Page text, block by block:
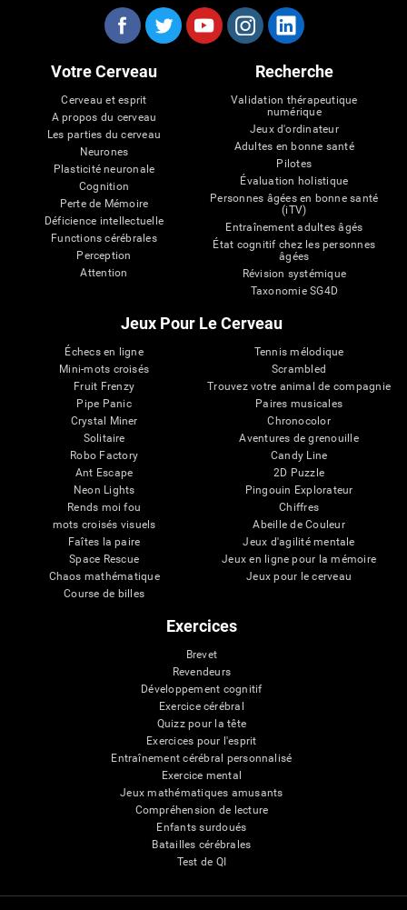
Votre Cerveau
Cerveau et esprit
A propos du cerveau
Les parties du cerveau
Neurones
Plasticité neuronale
Cognition
Perte de Mémoire
Déficience intellectuelle
Functions cérébrales
Perception
Attention
Recherche
Validation thérapeutique
numérique
Jeux d'ordinateur
Adultes en bonne santé
Pilotes
Évaluation holistique
Personnes âgées en bonne santé
(iTV)
Entraînement adultes âgés
État cognitif chez les personnes
âgées
Révision systémique
Taxonomie SG4D
Jeux Pour Le Cerveau
Échecs en ligne
Mini-mots croisés
Fruit Frenzy
Pipe Panic
Crystal Miner
Solitaire
Robo Factory
Ant Escape
Neon Lights
Rends moi fou
mots croisés visuels
Faîtes la paire
Space Rescue
Chaos mathématique
Course de billes
Tennis mélodique
Scrambled
Trouvez votre animal de compagnie
Paires musicales
Chronocolor
Aventures de grenouille
Candy Line
2D Puzzle
Pingouin Explorateur
Chiffres
Abeille de Couleur
Jeux d'agilité mentale
Jeux en ligne pour la mémoire
Jeux pour le cerveau
Exercices
Brevet
Revendeurs
Développement cognitif
Exercice cérébral
Quizz pour la tête
Exercices pour l'esprit
Entraînement cérébral personnalisé
Exercice mental
Jeux mathématiques amusants
Compréhension de lecture
Enfants surdoués
Batailles cérébrales
Test de QI